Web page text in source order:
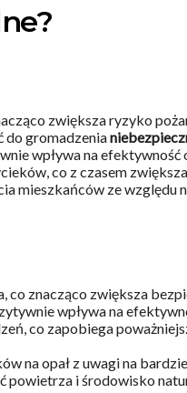
zwiększa ryzyko
do gromadzenia
wpływa na efektywność
co z czasem
mieszkańców ze
co znacząco zwiększa
wpływa na
co zapobiega
na opał z uwagi na
powietrza i środowisko